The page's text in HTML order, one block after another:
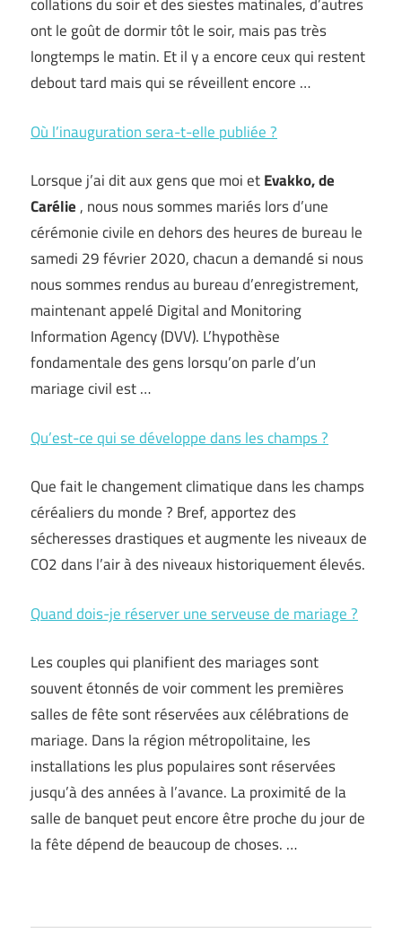
ont le goût de dormir tôt le soir, mais pas très
longtemps le matin. Et il y a encore ceux qui restent
debout tard mais qui se réveillent encore …
Où l’inauguration sera-t-elle publiée ?
Lorsque j’ai dit aux gens que moi etEvakko, de
Carélie , nous nous sommes mariés lors d’une
cérémonie civile en dehors des heures de bureau le
samedi 29 février 2020, chacun a demandé si nous
nous sommes rendus au bureau d’enregistrement,
maintenant appelé Digital and Monitoring
Information Agency (DVV). L’hypothèse
fondamentale des gens lorsqu’on parle d’un
mariage civil est …
Qu’est-ce qui se développe dans les champs ?
Que fait le changement climatique dans les champs
céréaliers du monde ? Bref, apportez des
sécheresses drastiques et augmente les niveaux de
CO2 dans l’air à des niveaux historiquement élevés.
Quand dois-je réserver une serveuse de mariage ?
Les couples qui planifient des mariages sont
souvent étonnés de voir comment les premières
salles de fête sont réservées aux célébrations de
mariage. Dans la région métropolitaine, les
installations les plus populaires sont réservées
jusqu’à des années à l’avance. La proximité de la
salle de banquet peut encore être proche du jour de
la fête dépend de beaucoup de choses. …